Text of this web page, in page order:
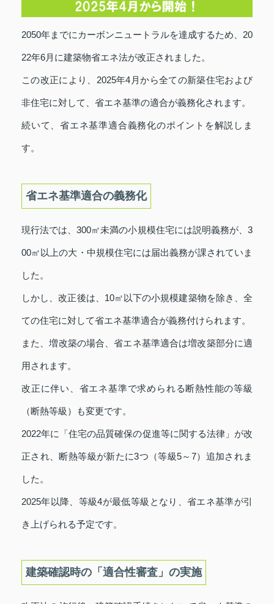
2050年までにカーボンニュートラルを達成するため、20
22年6月に建築物省エネ法が改正されました。
この改正により、2025年4月から全ての新築住宅および
非住宅に対して、省エネ基準の適合が義務化されます。
続いて、省エネ基準適合義務化のポイントを解説しま
す。
省エネ基準適合の義務化
現行法では、300㎡未満の小規模住宅には説明義務が、3
00㎡以上の大・中規模住宅には届出義務が課されていま
した。
しかし、改正後は、10㎡以下の小規模建築物を除き、全
ての住宅に対して省エネ基準適合が義務付けられます。
また、増改築の場合、省エネ基準適合は増改築部分に適
用されます。
改正に伴い、省エネ基準で求められる断熱性能の等級
（断熱等級）も変更です。
2022年に「住宅の品質確保の促進等に関する法律」が改
正され、断熱等級が新たに3つ（等級5～7）追加されま
した。
2025年以降、等級4が最低等級となり、省エネ基準が引
き上げられる予定です。
建築確認時の「適合性審査」の実施